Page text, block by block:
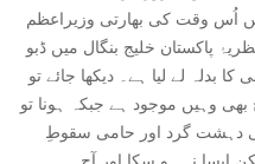
اُس وقت کی بھارتی وزیراعظم
پاکستان خلیج بنگال میں ڈبو
بدلہ لے لیا ہے۔ دیکھا جائے تو
بھی وہیں موجود ہے جبکہ ہونا تو
دہشت گرد اور حامی سقوطِ
ایسا نہ ہو سکا اور آج